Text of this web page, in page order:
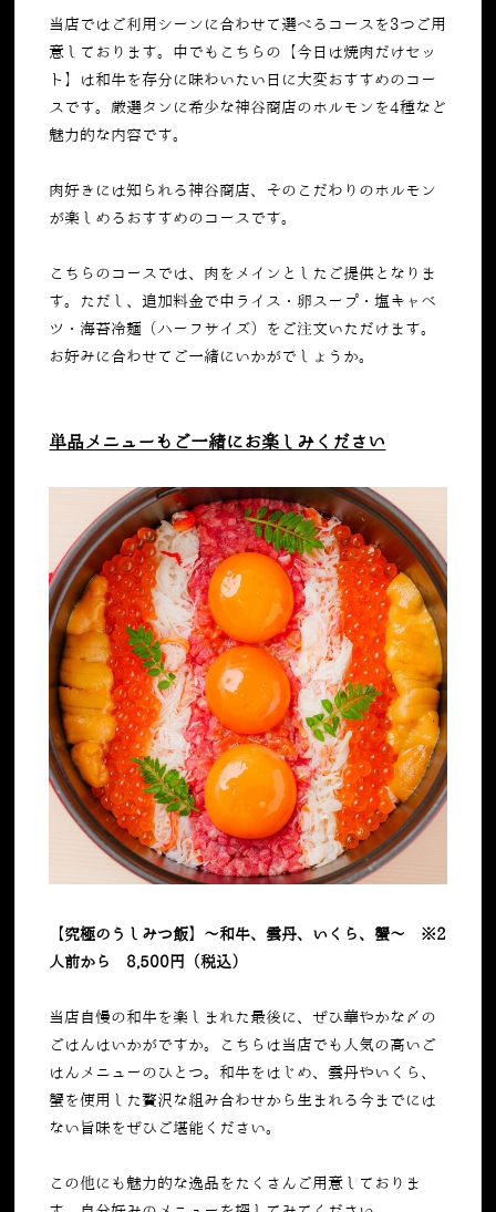
当店ではご利用シーンに合わせて選べるコースを3つご用
意しております。中でもこちらの【今日は焼肉だけセッ
ト】は和牛を存分に味わいたい日に大変おすすめのコー
スです。厳選タンに希少な神谷商店のホルモンを4種など
魅力的な内容です。
肉好きには知られる神谷商店、そのこだわりのホルモン
が楽しめるおすすめのコースです。
こちらのコースでは、肉をメインとしたご提供となりま
す。ただし、追加料金で中ライス・卵スープ・塩キャベ
ツ・海苔冷麺（ハーフサイズ）をご注文いただけます。
お好みに合わせてご一緒にいかがでしょうか。
単品メニューもご一緒にお楽しみください
【究極のうしみつ飯】～和牛、雲丹、いくら、蟹～ ※2
人前から 8,500円（税込）
当店自慢の和牛を楽しまれた最後に、ぜひ華やかな〆の
ごはんはいかがですか。こちらは当店でも人気の高いご
はんメニューのひとつ。和牛をはじめ、雲丹やいくら、
蟹を使用した贅沢な組み合わせから生まれる今までには
ない旨味をぜひご堪能ください。
この他にも魅力的な逸品をたくさんご用意しておりま